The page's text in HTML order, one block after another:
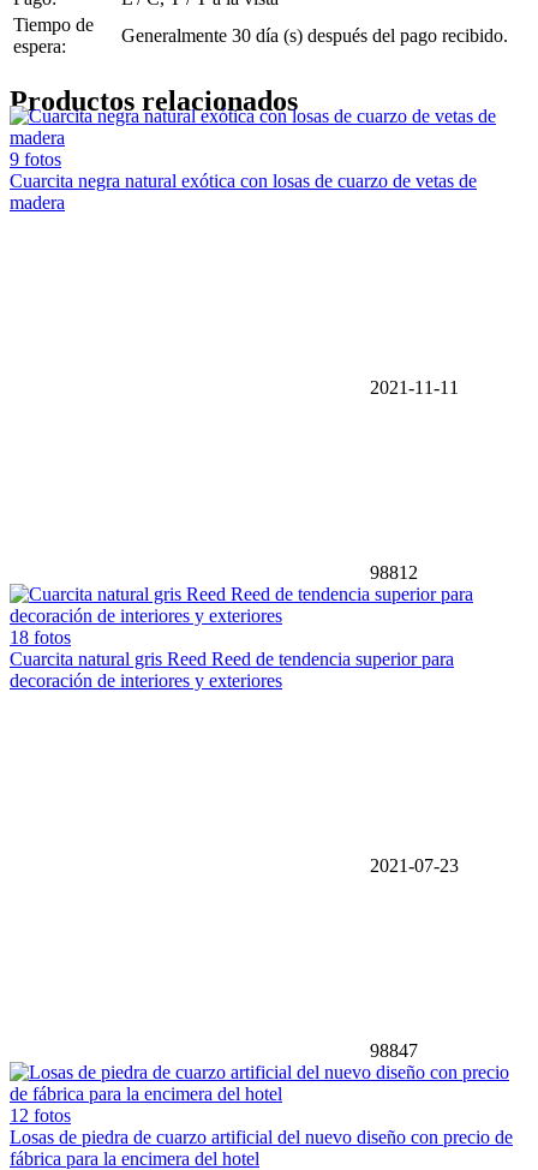
Tiempo de
espera:
Generalmente 30 día (s) después del pago recibido.
Productos relacionados
9 fotos
Cuarcita negra natural exótica con losas de cuarzo de vetas de
madera
2021-11-11
98812
18 fotos
Cuarcita natural gris Reed Reed de tendencia superior para
decoración de interiores y exteriores
2021-07-23
98847
12 fotos
Losas de piedra de cuarzo artificial del nuevo diseño con precio de
fábrica para la encimera del hotel